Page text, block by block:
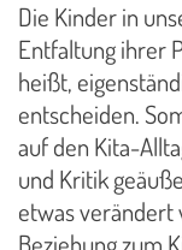
Die Kinder in
Entfaltung ihrer
heißt,
entscheiden.
auf den Kita-
und Kritik
etwas verändert